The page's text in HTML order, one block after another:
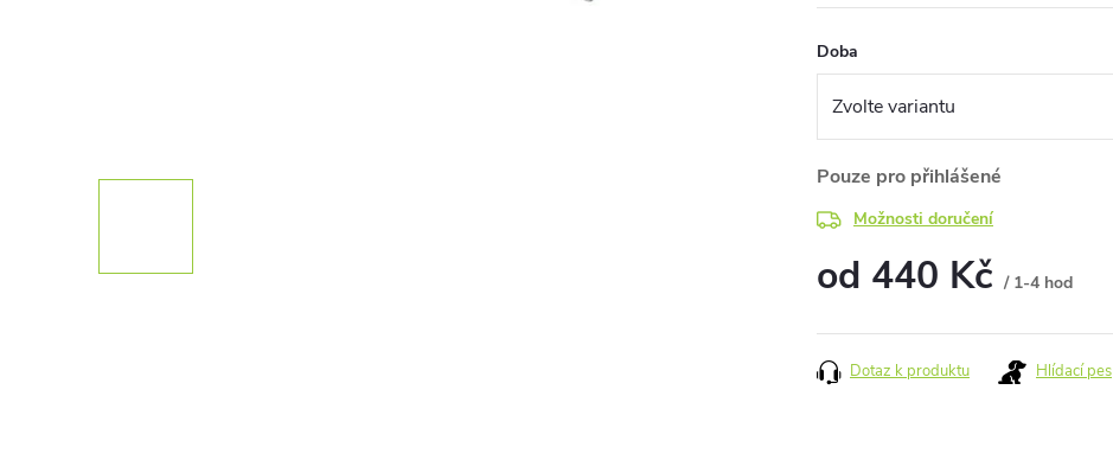
Doba
Pouze pro přihlášené
Možnosti doručení
od 440 Kč / 1-4 hod
cena:
Dotaz k produktu Hlídací pes